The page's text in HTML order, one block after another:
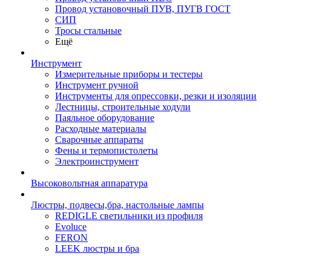
Провод установочный ПУВ, ПУГВ ГОСТ
СИП
Тросы стальные
Ещё
Инструмент
Измерительные приборы и тестеры
Инструмент ручной
Инструменты для опрессовки, резки и изоляции
Лестницы, строительные ходули
Паяльное оборудование
Расходные материалы
Сварочные аппараты
Фены и термопистолеты
Электроинструмент
Высоковольтная аппаратура
Люстры, подвесы,бра, настольные лампы
REDIGLE светильники из профиля
Evoluce
FERON
LEEK люстры и бра